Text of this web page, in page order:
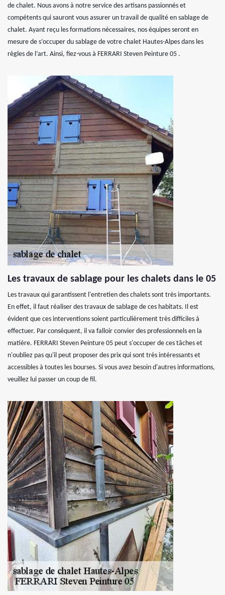
de chalet. Nous avons à notre service des artisans passionnés et
compétents qui sauront vous assurer un travail de qualité en sablage de
chalet. Ayant reçu les formations nécessaires, nos équipes seront en
mesure de s’occuper du sablage de votre chalet Hautes-Alpes dans les
règles de l’art. Ainsi, fiez-vous à FERRARI Steven Peinture 05 .
Les travaux de sablage pour les chalets dans le 05
Les travaux qui garantissent l'entretien des chalets sont très importants.
En effet, il faut réaliser des travaux de sablage de ces habitats. Il est
évident que ces interventions soient particulièrement très difficiles à
effectuer. Par conséquent, il va falloir convier des professionnels en la
matière. FERRARI Steven Peinture 05 peut s'occuper de ces tâches et
n'oubliez pas qu'il peut proposer des prix qui sont très intéressants et
accessibles à toutes les bourses. Si vous avez besoin d'autres informations,
veuillez lui passer un coup de fil.